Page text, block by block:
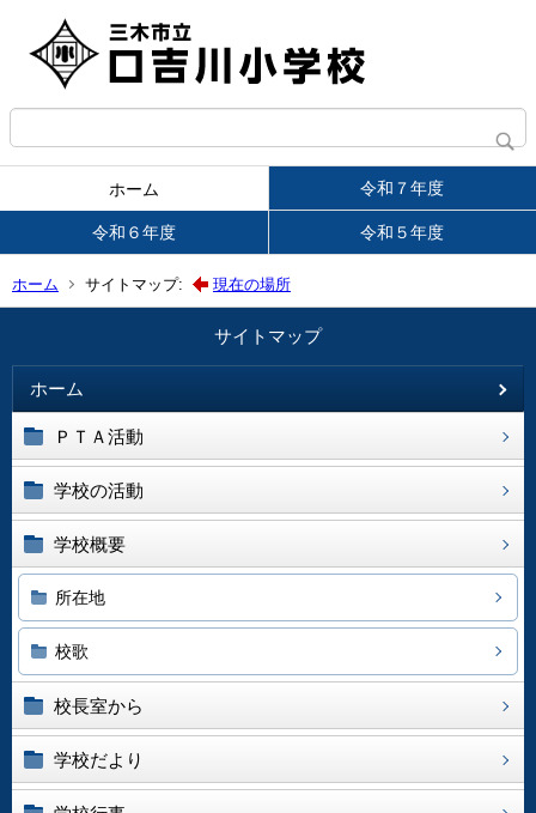
ホーム 令和７年度
令和６年度 令和５年度
ホーム サイトマップ: 現在の場所
サイトマップ
ホーム
ＰＴＡ活動
学校の活動
学校概要
所在地
校歌
校長室から
学校だより